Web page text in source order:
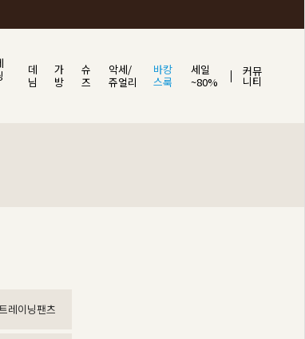
데
님
가
방
슈
즈
악세/
쥬얼리
바캉
스룩
세일
~80%
커뮤
니티
레이닝팬츠